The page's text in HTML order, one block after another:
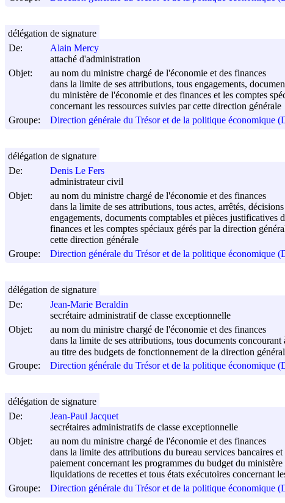
De:
Alain Mercy
attaché d'administration
Objet:
au nom du ministre chargé de l'économie et des finances
dans la limite de ses attributions, tous engagements,
du ministère de l'économie et des finances et les comptes
concernant les ressources suivies par cette direction générale
Groupe:
Direction générale du Trésor et de la politique économique
délégation de signature
De:
Denis Le Fers
administrateur civil
Objet:
au nom du ministre chargé de l'économie et des finances
dans la limite de ses attributions, tous actes, arrêtés,
engagements, documents comptables et pièces justificatives
finances et les comptes spéciaux gérés par la direction
cette direction générale
Groupe:
Direction générale du Trésor et de la politique économique
délégation de signature
De:
Jean-Marie Beraldin
secrétaire administratif de classe exceptionnelle
Objet:
au nom du ministre chargé de l'économie et des finances
dans la limite de ses attributions, tous documents
au titre des budgets de fonctionnement de la direction
Groupe:
Direction générale du Trésor et de la politique économique
délégation de signature
De:
Jean-Paul Jacquet
secrétaires administratifs de classe exceptionnelle
Objet:
au nom du ministre chargé de l'économie et des finances
dans la limite des attributions du bureau services bancaires
paiement concernant les programmes du budget du
liquidations de recettes et tous états exécutoires concernant
Groupe:
Direction générale du Trésor et de la politique économique
délégation de signature